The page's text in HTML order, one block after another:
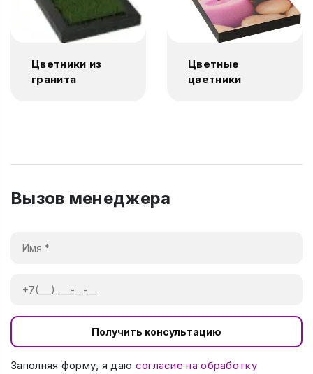
Цветники из
гранита
Цветные
цветники
Вызов менеджера
Получить консультацию
Заполняя форму, я даю согласие на обработку